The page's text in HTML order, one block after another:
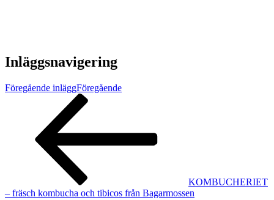
Inläggsnavigering
Föregående inläggFöregående
KOMBUCHERIET
– fräsch kombucha och tibicos från Bagarmossen